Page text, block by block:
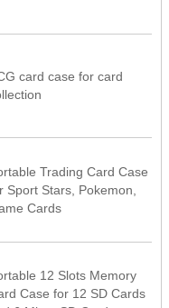
card case for card
Trading Card Case
Sport Stars, Pokemon,
Cards
12 Slots Memory
Case for 12 SD Cards